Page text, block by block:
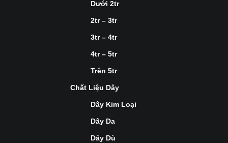
Dưới 2tr
2tr – 3tr
3tr – 4tr
4tr – 5tr
Trên 5tr
Chất Liệu Dây
Dây Kim Loại
Dây Da
Dây Dù